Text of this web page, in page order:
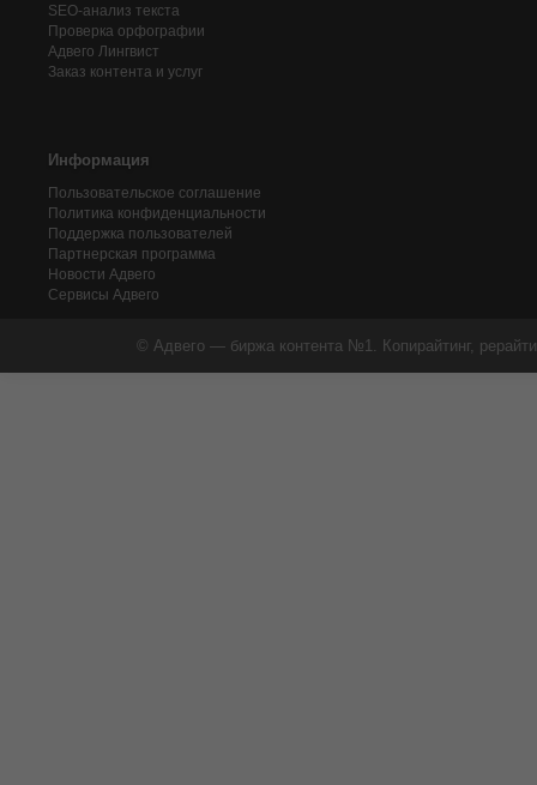
SEO-анализ текста
Проверка орфографии
Адвего Лингвист
Заказ контента и услуг
Информация
Пользовательское соглашение
Политика конфиденциальности
Поддержка пользователей
Партнерская программа
Новости Адвего
Сервисы Адвего
© Адвего — биржа контента №1. Копирайтинг,